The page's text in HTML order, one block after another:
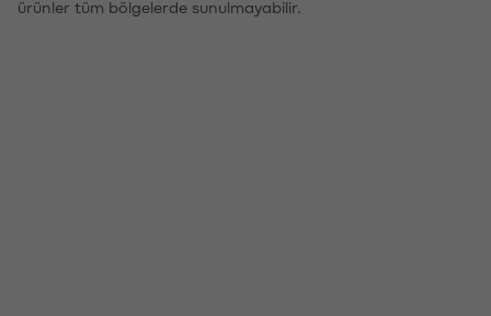
ürünler tüm bölgelerde sunulmayabilir.